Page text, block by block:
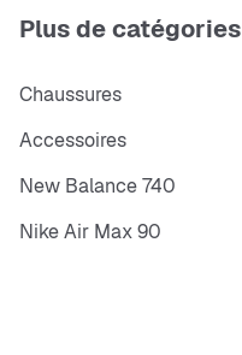
Plus de catégories
Chaussures
Accessoires
New Balance 740
Nike Air Max 90